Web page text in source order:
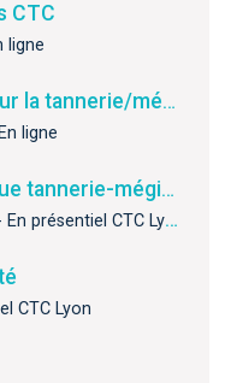
CTC
ligne
mégisserie
ligne
mégisserie
présentiel CTC Lyon
CTC Lyon